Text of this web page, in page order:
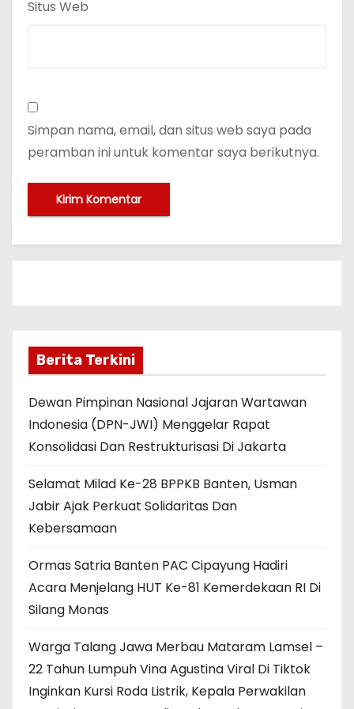
Situs Web
Simpan nama, email, dan situs web saya pada
peramban ini untuk komentar saya berikutnya.
Berita Terkini
Dewan Pimpinan Nasional Jajaran Wartawan
Indonesia (DPN-JWI) Menggelar Rapat
Konsolidasi Dan Restrukturisasi Di Jakarta
Selamat Milad Ke-28 BPPKB Banten, Usman
Jabir Ajak Perkuat Solidaritas Dan
Kebersamaan
Ormas Satria Banten PAC Cipayung Hadiri
Acara Menjelang HUT Ke-81 Kemerdekaan RI Di
Silang Monas
Warga Talang Jawa Merbau Mataram Lamsel –
22 Tahun Lumpuh Vina Agustina Viral Di Tiktok
Inginkan Kursi Roda Listrik, Kepala Perwakilan